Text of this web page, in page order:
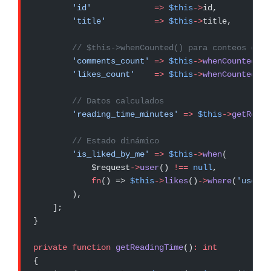
        'id'
             =>
$this->id,
        'title'
          =>
$this->title,
// $this->whenCounted() para conteos con
        'comments_count'
=> $this->whenCounted
        'likes_count'
    =>
$this->whenCounted
        // Datos calculados
        'reading_time_minutes'
=> $this->
        // Estado dinámico
        'is_liked_by_me'
=> $this->when(
            $request
->user() !== null,
            fn
() => $this->likes() ->where(
        ),
    ];
}
private function getReadingTime() :
int
{